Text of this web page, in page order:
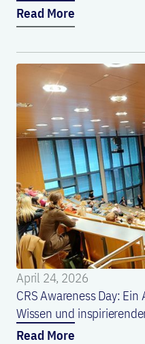
Read More
April 24, 2026
CRS Awareness Day:
Wissen und
Read More